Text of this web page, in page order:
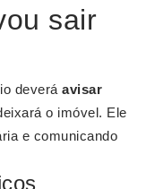
sair
deverá avisar
o imóvel. Ele
e comunicando